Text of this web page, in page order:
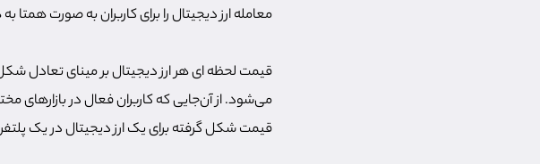
معامله ارز دیجیتال را برای کاربران به صورت
قیمت لحظه ای هر ارز دیجیتال بر مینای تعادل
می‌شود. از آن‌جایی که کاربران فعال در
قیمت شکل گرفته برای یک ارز دیجیتال در یک